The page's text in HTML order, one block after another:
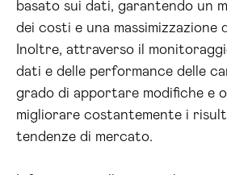
basato sui dati, garantendo un
dei costi e una massimizzazione
Inoltre, attraverso il
dati e delle performance delle
grado di apportare modifiche e
migliorare costantemente i
tendenze di mercato.